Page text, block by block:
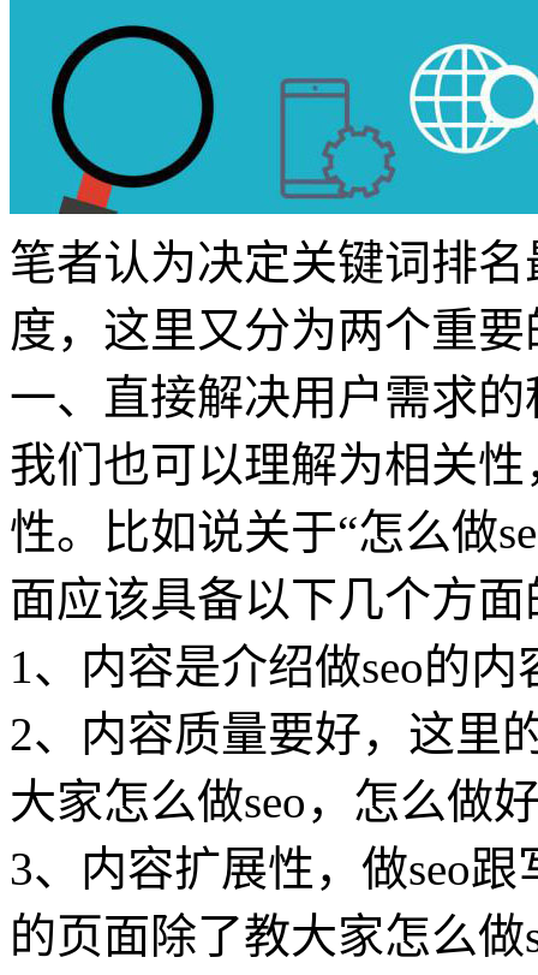
笔者认为决定关键词排
度，这里又分为两个重
一、直接解决用户需求的
我们也可以理解为相关
性。比如说关于“怎么做
面应该具备以下几个方
1、内容是介绍做seo的
2、内容质量要好，这里
大家怎么做seo，怎么做
3、内容扩展性，做seo
的页面除了教大家怎么做